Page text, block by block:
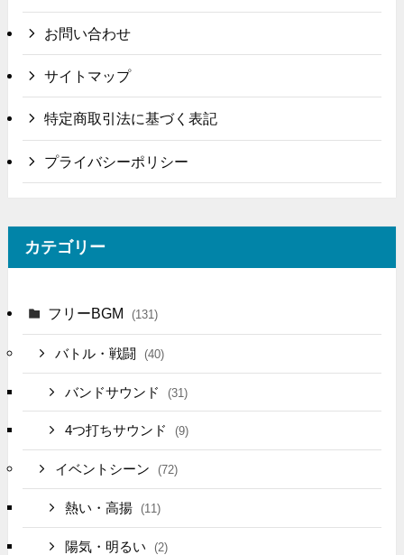
お問い合わせ
サイトマップ
特定商取引法に基づく表記
プライバシーポリシー
カテゴリー
フリーBGM (131)
バトル・戦闘 (40)
バンドサウンド (31)
4つ打ちサウンド (9)
イベントシーン (72)
熱い・高揚 (11)
陽気・明るい (2)